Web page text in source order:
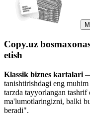
Copy.uz
etish
Klassik biznes kartalari
tanishtirishdagi eng
tarzda tayyorlangan
ma'lumotlaringizni, balki
beradi".